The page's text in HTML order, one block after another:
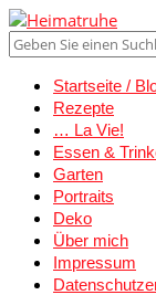
Startseite /
Rezepte
… La Vie!
Essen &
Garten
Portraits
Deko
Über mich
Impressum